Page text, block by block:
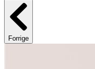
Forrige